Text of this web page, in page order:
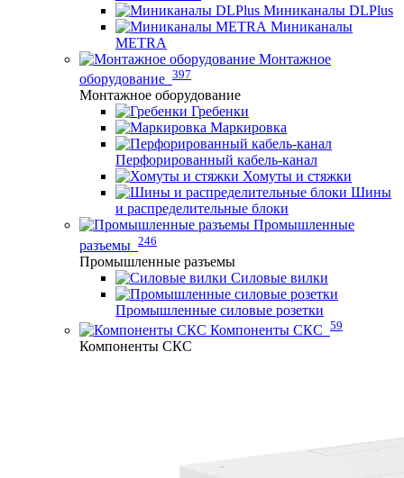
Миниканалы DLPlus
Миниканалы
METRA
Монтажное
оборудование 397
Монтажное оборудование
Гребенки
Маркировка
Перфорированный кабель-канал
Хомуты и стяжки
Шины
и распределительные блоки
Промышленные
разъемы 246
Промышленные разъемы
Силовые вилки
Промышленные силовые розетки
Компоненты СКС 59
Компоненты СКС